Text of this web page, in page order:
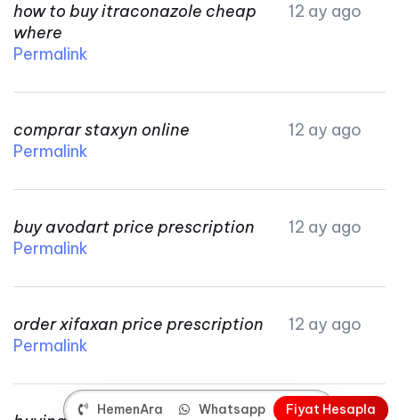
HemenAra Whatsapp Fiyat Hesapla
how to buy itraconazole cheap
where
12 ay ago
Permalink
comprar staxyn online
12 ay ago
Permalink
buy avodart price prescription
12 ay ago
Permalink
order xifaxan price prescription
12 ay ago
Permalink